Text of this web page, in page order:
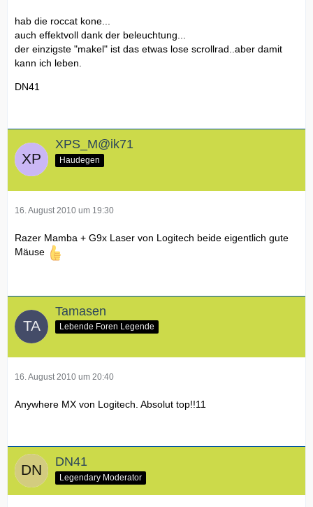
hab die roccat kone...
auch effektvoll dank der beleuchtung...
der einzigste "makel" ist das etwas lose scrollrad..aber damit
kann ich leben.
DN41
XPS_M@ik71
Haudegen
16. August 2010 um 19:30
Razer Mamba + G9x Laser von Logitech beide eigentlich gute
Mäuse
Tamasen
Lebende Foren Legende
16. August 2010 um 20:40
Anywhere MX von Logitech. Absolut top!!11
DN41
Legendary Moderator